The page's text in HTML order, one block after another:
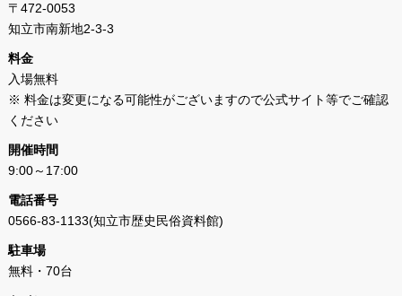
〒472-0053
知立市南新地2-3-3
料金
入場無料
※ 料金は変更になる可能性がございますので公式サイト等でご確認
ください
開催時間
9:00～17:00
電話番号
0566-83-1133(知立市歴史民俗資料館)
駐車場
無料・70台